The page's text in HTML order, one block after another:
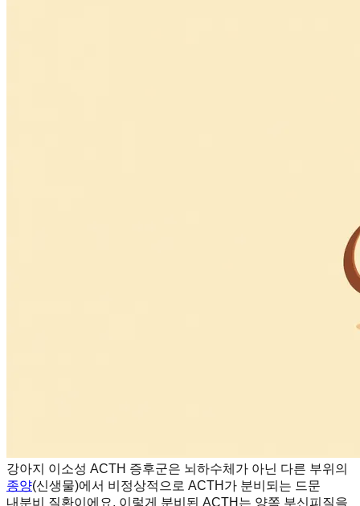
강아지 이소성 ACTH 증후군은 뇌하수체가 아닌 다른 부위의
종양(신생물)에서 비정상적으로 ACTH가 분비되는 드문
내분비 질환이에요. 이렇게 분비된 ACTH는 양쪽 부신피질을